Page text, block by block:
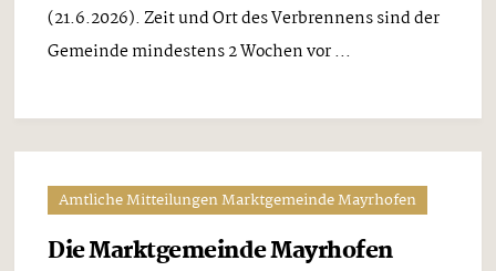
(21.6.2026). Zeit und Ort des Verbrennens sind der
Gemeinde mindestens 2 Wochen vor ...
Amtliche Mitteilungen Marktgemeinde Mayrhofen
Die Marktgemeinde Mayrhofen